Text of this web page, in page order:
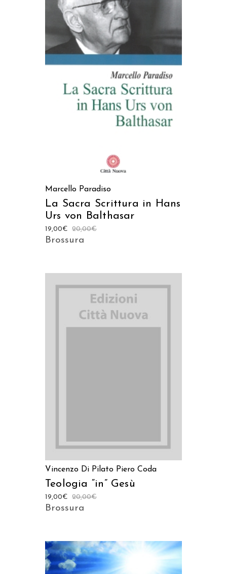
AGGIUNGI AL CARRELLO
Marcello Paradiso
La Sacra Scrittura in Hans
Urs von Balthasar
20,00€
19,00€
Brossura
Vincenzo Di Pilato Piero Coda
Teologia “in” Gesù
20,00€
19,00€
Brossura